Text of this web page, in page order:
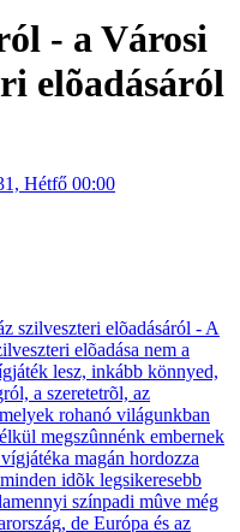
- a Városi
elõadásáról
Hétfő 00:00